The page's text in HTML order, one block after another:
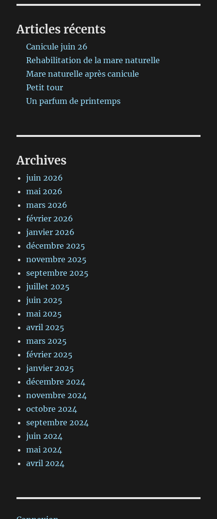
Articles récents
Canicule juin 26
Rehabilitation de la mare naturelle
Mare naturelle après canicule
Petit tour
Un parfum de printemps
Archives
juin 2026
mai 2026
mars 2026
février 2026
janvier 2026
décembre 2025
novembre 2025
septembre 2025
juillet 2025
juin 2025
mai 2025
avril 2025
mars 2025
février 2025
janvier 2025
décembre 2024
novembre 2024
octobre 2024
septembre 2024
juin 2024
mai 2024
avril 2024